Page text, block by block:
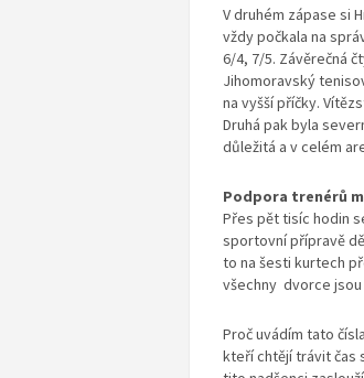
V druhém zápase si
vždy počkala na
6/4, 7/5. Závěrečná
Jihomoravský
na vyšší příčky.
Druhá pak byla
důležitá a v celém
Podpora trenérů
Přes pět tisíc hodin
sportovní přípravě
to na šesti kurtech
všechny dvorce
Proč uvádím tato
kteří chtějí trávit čas